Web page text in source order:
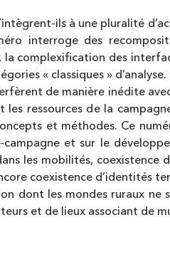
ils à une pluralité
interroge des
la complexification des
« classiques »
de manière inédite
ressources de la
et méthodes. Ce
et sur le
les mobilités,
coexistence d’identités
dont les mondes ruraux
et de lieux associant de